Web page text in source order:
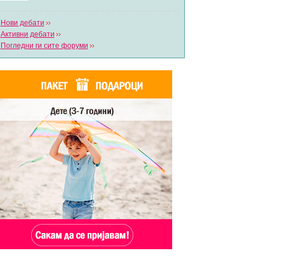
Нови дебати
Активни дебати
Погледни ги сите форуми